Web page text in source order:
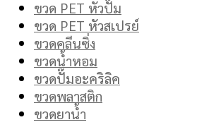
ขวด PET หัวปั๊ม
ขวด PET หัวสเปรย์
ขวดคลีนซิ่ง
ขวดน้ำหอม
ขวดปั๊มอะคริลิค
ขวดพลาสติก
ขวดยาน้ำ